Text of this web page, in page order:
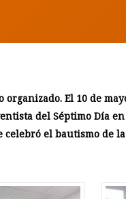
El 10 de
del Séptimo Día
celebró el bautismo de